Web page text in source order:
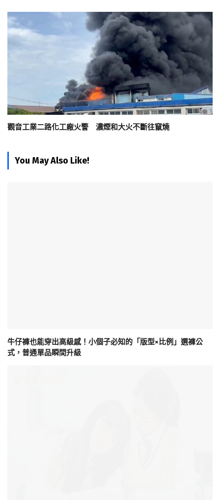
觀音工業二路化工廠火警 濃煙和大火不斷往竄燒
You May Also Like!
牛仔褲也能穿出高級感！小個子必知的「版型×比例」選褲公
式，普通單品瞬間升級